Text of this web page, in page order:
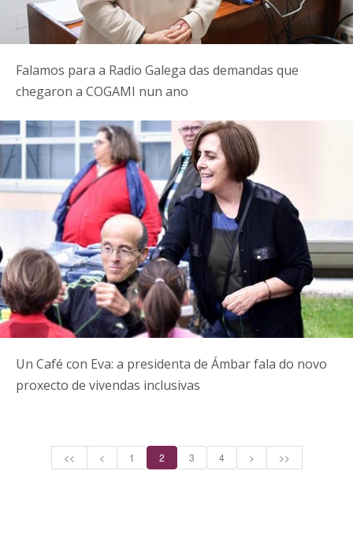
Falamos para a Radio Galega das demandas que
chegaron a COGAMI nun ano
Un Café con Eva: a presidenta de Ámbar fala do novo
proxecto de vivendas inclusivas
<< < 1 2 3 4 > >>